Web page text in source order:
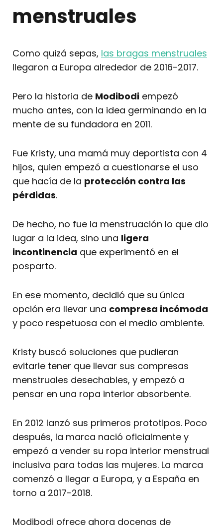
menstruales
Como quizá sepas, las bragas menstruales
llegaron a Europa alrededor de 2016-2017.
Pero la historia de Modibodi empezó
mucho antes, con la idea germinando en la
mente de su fundadora en 2011.
Fue Kristy, una mamá muy deportista con 4
hijos, quien empezó a cuestionarse el uso
que hacía de la protección contra las
pérdidas.
De hecho, no fue la menstruación lo que dio
lugar a la idea, sino una ligera
incontinencia que experimentó en el
posparto.
En ese momento, decidió que su única
opción era llevar una compresa incómoda
y poco respetuosa con el medio ambiente.
Kristy buscó soluciones que pudieran
evitarle tener que llevar sus compresas
menstruales desechables, y empezó a
pensar en una ropa interior absorbente.
En 2012 lanzó sus primeros prototipos. Poco
después, la marca nació oficialmente y
empezó a vender su ropa interior menstrual
inclusiva para todas las mujeres. La marca
comenzó a llegar a Europa, y a España en
torno a 2017-2018.
Modibodi ofrece ahora docenas de